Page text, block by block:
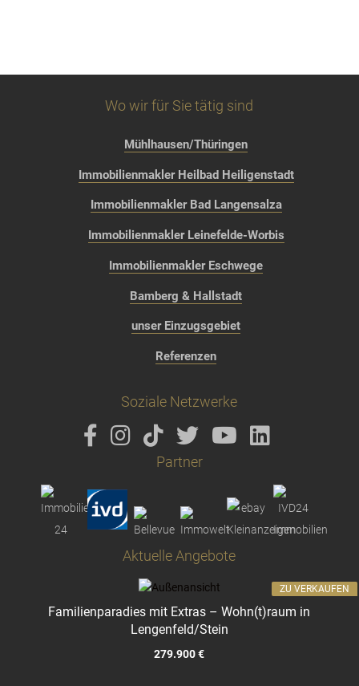
Wo wir für Sie tätig sind
Mühlhausen/Thüringen
Immobilienmakler Heilbad Heiligenstadt
Immobilienmakler Bad Langensalza
Immobilienmakler Leinefelde-Worbis
Immobilienmakler Eschwege
Bamberg & Hallstadt
unser Einzugsgebiet
Referenzen
Soziale Netzwerke
Partner
Aktuelle Angebote
Familienparadies mit Extras – Wohn(t)raum in
Lengenfeld/Stein
279.900 €
ZU VERKAUFEN